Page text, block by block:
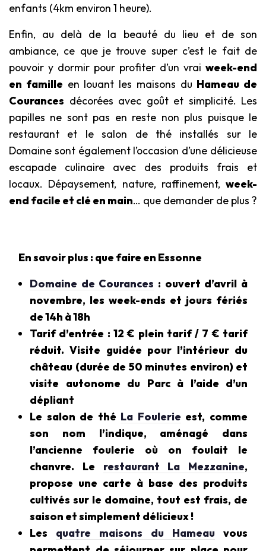
enfants (4km environ 1 heure).
Enfin, au delà de la beauté du lieu et de son
ambiance, ce que je trouve super c’est le fait de
pouvoir y dormir pour profiter d’un vrai week-end
en famille en louant les maisons du Hameau de
Courances décorées avec goût et simplicité. Les
papilles ne sont pas en reste non plus puisque le
restaurant et le salon de thé installés sur le
Domaine sont également l’occasion d’une délicieuse
escapade culinaire avec des produits frais et
locaux. Dépaysement, nature, raffinement, week-
end facile et clé en main… que demander de plus ?
En savoir plus : que faire en Essonne
Domaine de Courances : ouvert d’avril à
novembre, les week-ends et jours fériés
de 14h à 18h
Tarif d’entrée : 12 € plein tarif / 7 € tarif
réduit. Visite guidée pour l’intérieur du
château (durée de 50 minutes environ) et
visite autonome du Parc à l’aide d’un
dépliant
Le salon de thé La Foulerie est, comme
son nom l’indique, aménagé dans
l’ancienne foulerie où on foulait le
chanvre. Le restaurant La Mezzanine,
propose une carte à base des produits
cultivés sur le domaine, tout est frais, de
saison et simplement délicieux !
Les quatre maisons du Hameau vous